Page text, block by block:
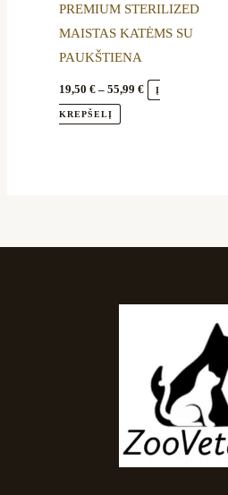
PREMIUM STERILIZED
MAISTAS KATĖMS SU
PAUKŠTIENA
19,50€ – 55,99€ Į
KREPŠELĮ
be
chosen
on
the